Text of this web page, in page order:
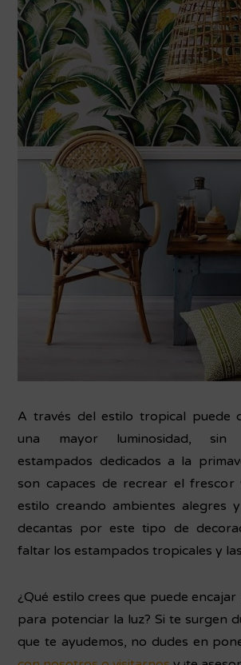
A través del estilo tropical puede
una mayor luminosidad, sin
estampados dedicados a la
son capaces de recrear el
estilo creando ambientes alegres
decantas por este tipo de
faltar los estampados tropicales y
¿Qué estilo crees que puede
para potenciar la luz? Si te surgen
que te ayudemos, no dudes en